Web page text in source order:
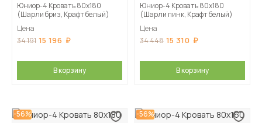
Юниор-4 Кровать 80х180
(Шарли бриз, Крафт белый)
Цена
34 191 15 196
В корзину
Юниор-4 Кровать 80х180
(Шарли пинк, Крафт белый)
Цена
34 448 15 310
В корзину
-56% -56%